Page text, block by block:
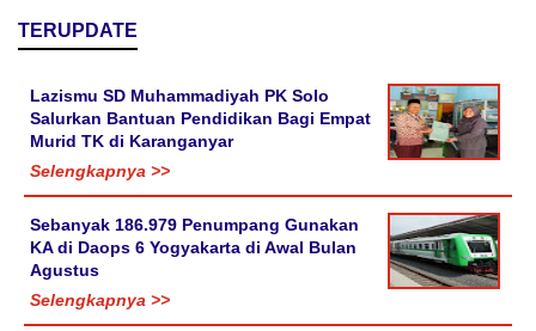
TERUPDATE
Lazismu SD Muhammadiyah PK Solo
Salurkan Bantuan Pendidikan Bagi Empat
Murid TK di Karanganyar
Selengkapnya >>
Sebanyak 186.979 Penumpang Gunakan
KA di Daops 6 Yogyakarta di Awal Bulan
Agustus
Selengkapnya >>